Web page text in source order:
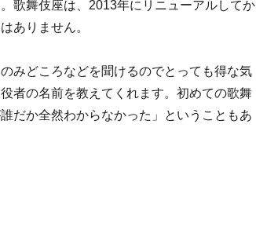
歌舞伎座は、2013年にリニューアルしてか
ありません。
みどころなどを聞けるのでとっても得な気
者の名前を教えてくれます。初めての歌舞
だか全然わからなかった」ということもあ